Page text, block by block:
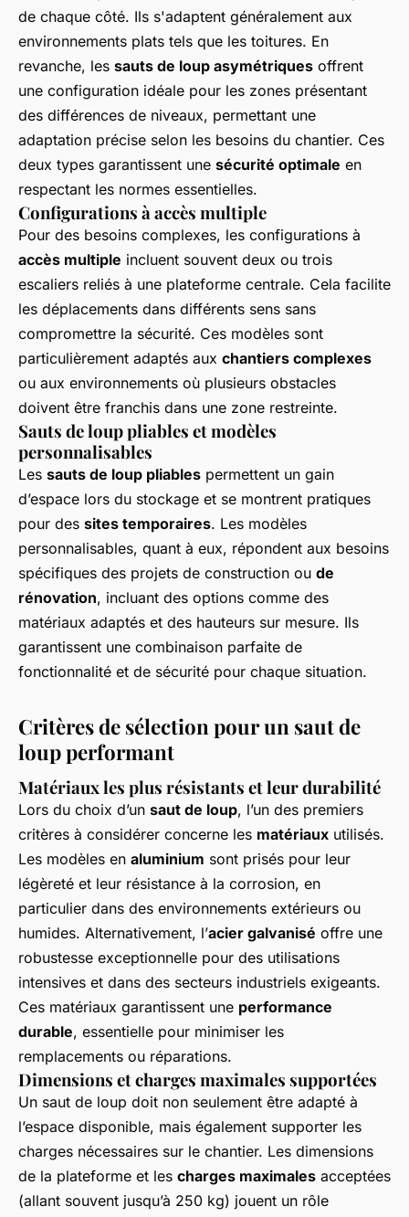
de chaque côté. Ils s'adaptent généralement aux
environnements plats tels que les toitures. En
revanche, les sauts de loup asymétriques offrent
une configuration idéale pour les zones présentant
des différences de niveaux, permettant une
adaptation précise selon les besoins du chantier. Ces
deux types garantissent une sécurité optimale en
respectant les normes essentielles.
Configurations à accès multiple
Pour des besoins complexes, les configurations à
accès multiple incluent souvent deux ou trois
escaliers reliés à une plateforme centrale. Cela facilite
les déplacements dans différents sens sans
compromettre la sécurité. Ces modèles sont
particulièrement adaptés aux chantiers complexes
ou aux environnements où plusieurs obstacles
doivent être franchis dans une zone restreinte.
Sauts de loup pliables et modèles
personnalisables
Les sauts de loup pliables permettent un gain
d’espace lors du stockage et se montrent pratiques
pour des sites temporaires. Les modèles
personnalisables, quant à eux, répondent aux besoins
spécifiques des projets de construction ou de
rénovation, incluant des options comme des
matériaux adaptés et des hauteurs sur mesure. Ils
garantissent une combinaison parfaite de
fonctionnalité et de sécurité pour chaque situation.
Critères de sélection pour un saut de
loup performant
Matériaux les plus résistants et leur durabilité
Lors du choix d’un saut de loup, l’un des premiers
critères à considérer concerne les matériaux utilisés.
Les modèles en aluminium sont prisés pour leur
légèreté et leur résistance à la corrosion, en
particulier dans des environnements extérieurs ou
humides. Alternativement, l’acier galvanisé offre une
robustesse exceptionnelle pour des utilisations
intensives et dans des secteurs industriels exigeants.
Ces matériaux garantissent une performance
durable, essentielle pour minimiser les
remplacements ou réparations.
Dimensions et charges maximales supportées
Un saut de loup doit non seulement être adapté à
l’espace disponible, mais également supporter les
charges nécessaires sur le chantier. Les dimensions
de la plateforme et les charges maximales acceptées
(allant souvent jusqu’à 250 kg) jouent un rôle